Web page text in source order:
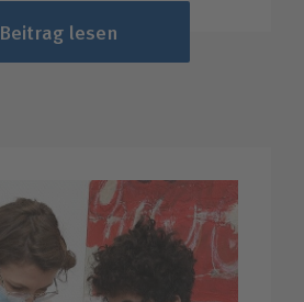
Beitrag lesen